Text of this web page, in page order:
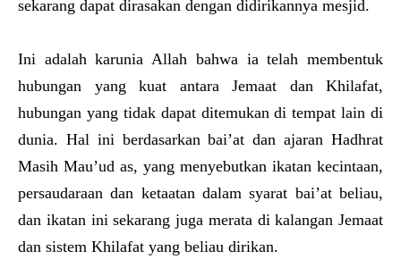
sekarang dapat dirasakan dengan didirikannya mesjid.
Ini adalah karunia Allah bahwa ia telah membentuk
hubungan yang kuat antara Jemaat dan Khilafat,
hubungan yang tidak dapat ditemukan di tempat lain di
dunia. Hal ini berdasarkan bai’at dan ajaran Hadhrat
Masih Mau’ud as, yang menyebutkan ikatan kecintaan,
persaudaraan dan ketaatan dalam syarat bai’at beliau,
dan ikatan ini sekarang juga merata di kalangan Jemaat
dan sistem Khilafat yang beliau dirikan.